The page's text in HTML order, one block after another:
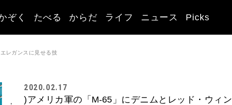
ぞく たべる からだ ライフ ニュース Picks
レガンスに見せる技
2020.02.17
)アメリカ軍の「M-65」にデニムとレッド・ウィン